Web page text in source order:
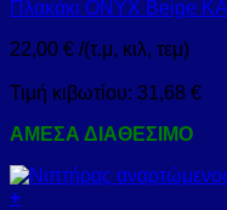
Πλακάκι ONYX Beige
22,00 € /(τ.μ, κιλ, τεμ)
Τιμή κιβωτίου: 31,68 €
ΑΜΕΣΑ ΔΙΑΘΕΣΙΜΟ
+